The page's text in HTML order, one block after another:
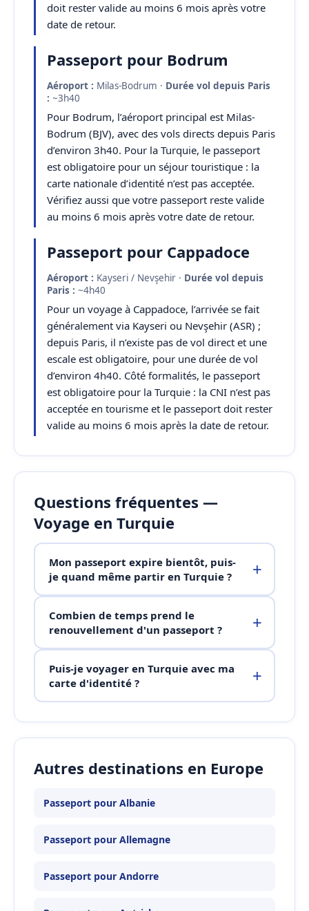
doit rester valide au moins 6 mois après votre
date de retour.
Passeport pour Bodrum
Aéroport : Milas-Bodrum · Durée vol depuis Paris
: ~3h40
Pour Bodrum, l’aéroport principal est Milas-
Bodrum (BJV), avec des vols directs depuis Paris
d’environ 3h40. Pour la Turquie, le passeport
est obligatoire pour un séjour touristique : la
carte nationale d’identité n’est pas acceptée.
Vérifiez aussi que votre passeport reste valide
au moins 6 mois après votre date de retour.
Passeport pour Cappadoce
Aéroport : Kayseri / Nevşehir · Durée vol depuis
Paris : ~4h40
Pour un voyage à Cappadoce, l’arrivée se fait
généralement via Kayseri ou Nevşehir (ASR) ;
depuis Paris, il n’existe pas de vol direct et une
escale est obligatoire, pour une durée de vol
d’environ 4h40. Côté formalités, le passeport
est obligatoire pour la Turquie : la CNI n’est pas
acceptée en tourisme et le passeport doit rester
valide au moins 6 mois après la date de retour.
Questions fréquentes —
Voyage en Turquie
Mon passeport expire bientôt, puis-
je quand même partir en Turquie ?
Combien de temps prend le
renouvellement d'un passeport ?
Puis-je voyager en Turquie avec ma
carte d'identité ?
Autres destinations en Europe
Passeport pour Albanie
Passeport pour Allemagne
Passeport pour Andorre